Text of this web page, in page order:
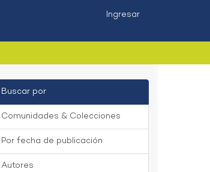
Ingresar
Buscar por
Comunidades & Colecciones
Por fecha de publicación
Autores